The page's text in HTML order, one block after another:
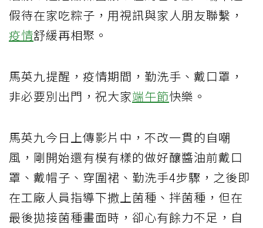
假待在家吃粽子，用視訊與家人朋友聯繫，
疫情舒緩再相聚。
馬英九提醒，疫情期間，勤洗手、戴口罩，
非必要別出門，祝大家端午節快樂。
馬英九今日上傳影片中，不改一貫的自嘲
風，剛開始還有模有樣的做好釀醬油前戴口
罩、戴帽子、穿圍裙、勤洗手4步驟，之後即
在工廠人員指導下撒上菌種、拌菌種，但在
最後拋接菌種畫面時，卻心有餘力不足，自